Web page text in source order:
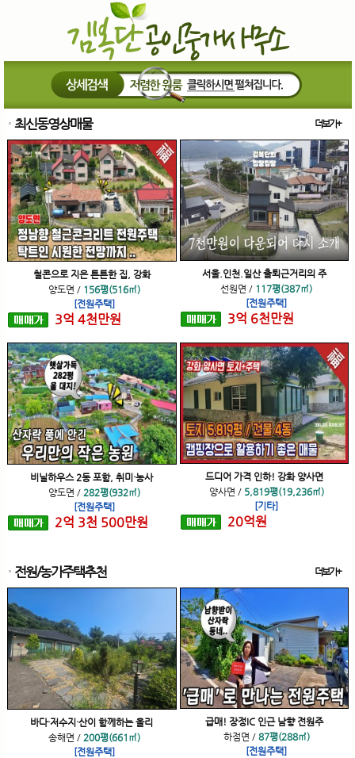
최신동영상매물 더보기+
철콘으로 지은 튼튼한 집, 강화
양도면 / 156평(516㎡)
[전원주택]
3억 4천만원
서울.인천.일산 출퇴근거리의 주
선원면 / 117평(387㎡)
[전원주택]
3억 6천만원
비닐하우스 2동 포함, 취미·농사
양도면 / 282평(932㎡)
[전원주택]
2억 3천 500만원
드디어 가격 인하! 강화 양사면
양사면 / 5,819평(19,236㎡)
[기타]
20억원
전원/농가주택추천 더보기+
바다·저수지·산이 함께하는 올리
송해면 / 200평(661㎡)
[전원주택]
급매! 장정IC 인근 남향 전원주
하점면 / 87평(288㎡)
[전원주택]